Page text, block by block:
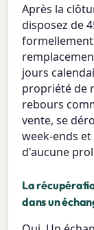
Après la
disposez de
jours
propriété de
rebours
vente, se
week-ends
d'aucune
La
dans un